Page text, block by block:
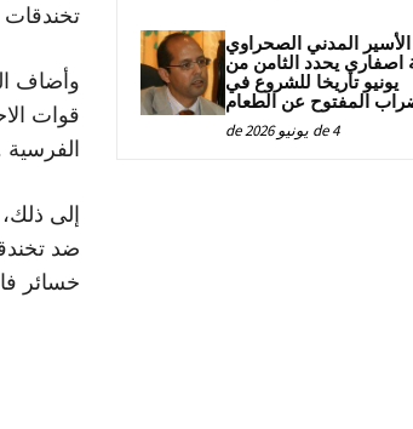
تخندقات
وأضاف
قوات
الفرسية
إلى
ضد
خسائر
الأسير المدني الصحراوي
اصفاري يحدد الثامن من
يونيو تاريخا للشروع في
المفتوح عن الطعام
4 de يونيو de 2026